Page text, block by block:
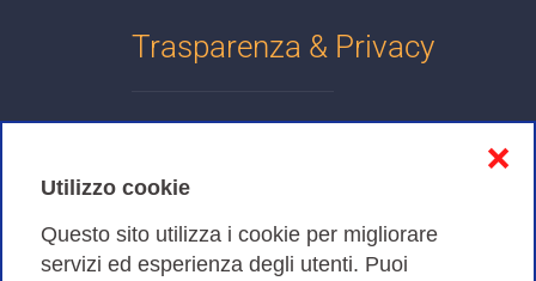
Utilizzo cookie
Questo sito utilizza i cookie per migliorare
servizi ed esperienza degli utenti. Puoi
❌
Trasparenza & Privacy
Cookies Policy
Amministrazione trasparente
Bandi di Gara